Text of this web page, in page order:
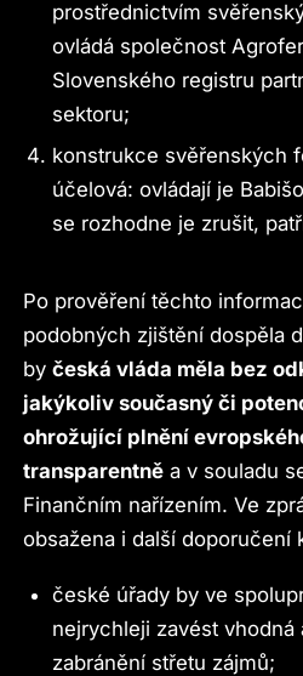
prostřednictvím
ovládá společnost
Slovenského registru
sektoru;
konstrukce svěřenských
účelová: ovládají je
se rozhodne je zrušit,
Po prověření těchto
podobných zjištění dospěla
byčeská vláda měla bez
jakýkoliv současný či
ohrožující plnění
transparentně a v souladu
Finančním nařízením. Ve
obsažena i další doporučení
české úřady by ve
nejrychleji zavést vhodná
zabránění střetu zájmů;